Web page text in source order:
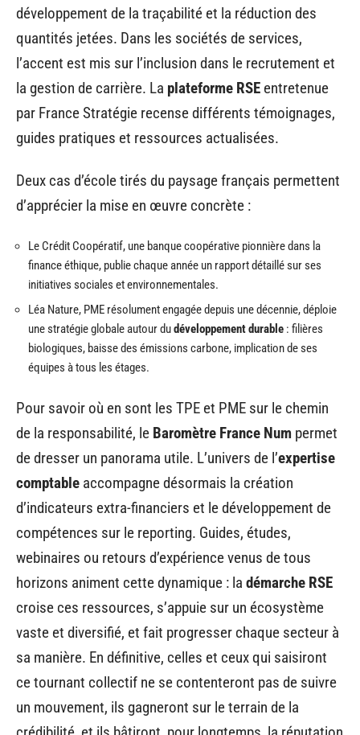
développement de la traçabilité et la réduction des
quantités jetées. Dans les sociétés de services,
l’accent est mis sur l’inclusion dans le recrutement et
la gestion de carrière. La plateforme RSE entretenue
par France Stratégie recense différents témoignages,
guides pratiques et ressources actualisées.
Deux cas d’école tirés du paysage français permettent
d’apprécier la mise en œuvre concrète :
Le Crédit Coopératif, une banque coopérative pionnière dans la
finance éthique, publie chaque année un rapport détaillé sur ses
initiatives sociales et environnementales.
Léa Nature, PME résolument engagée depuis une décennie, déploie
une stratégie globale autour dudéveloppement durable : filières
biologiques, baisse des émissions carbone, implication de ses
équipes à tous les étages.
Pour savoir où en sont les TPE et PME sur le chemin
de la responsabilité, le Baromètre France Num permet
de dresser un panorama utile. L’univers de l’expertise
comptable accompagne désormais la création
d’indicateurs extra-financiers et le développement de
compétences sur le reporting. Guides, études,
webinaires ou retours d’expérience venus de tous
horizons animent cette dynamique : la démarche RSE
croise ces ressources, s’appuie sur un écosystème
vaste et diversifié, et fait progresser chaque secteur à
sa manière. En définitive, celles et ceux qui saisiront
ce tournant collectif ne se contenteront pas de suivre
un mouvement, ils gagneront sur le terrain de la